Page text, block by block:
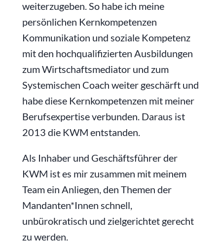
weiterzugeben. So habe ich meine
persönlichen Kernkompetenzen
Kommunikation und soziale Kompetenz
mit den hochqualifizierten Ausbildungen
zum Wirtschaftsmediator und zum
Systemischen Coach weiter geschärft und
habe diese Kernkompetenzen mit meiner
Berufsexpertise verbunden. Daraus ist
2013 die KWM entstanden.
Als Inhaber und Geschäftsführer der
KWM ist es mir zusammen mit meinem
Team ein Anliegen, den Themen der
Mandanten*Innen schnell,
unbürokratisch und zielgerichtet gerecht
zu werden.